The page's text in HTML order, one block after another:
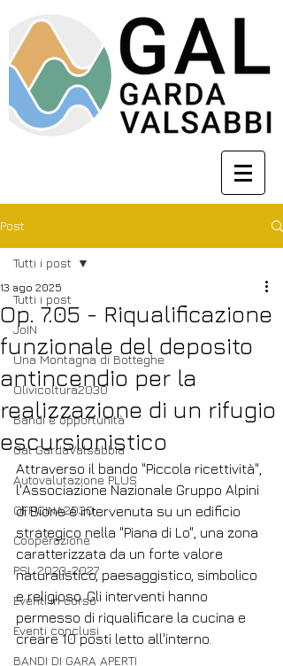
Post
Tutti i post
JoIN
Una Montagna di Botteghe
Olivicoltura2030
Bandi e opportunità
Gal GardaValsabbia
Autovalutazione PLUS
OFFICINA2030
Cooperazione
PSL 2023-2027
Eventi in corso
Eventi conclusi
BANDI DI GARA APERTI
Tutti i post
Op. 7.05 - Riqualificazione
funzionale del deposito
antincendio per la
realizzazione di un rifugio
escursionistico
13 ago 2025
Attraverso il bando "Piccola ricettività",
l'Associazione Nazionale Gruppo Alpini
di Bione è intervenuta su un edificio
strategico nella "Piana di Lo", una zona
caratterizzata da un forte valore
naturalistico, paesaggistico, simbolico
e religioso. Gli interventi hanno
permesso di riqualificare la cucina e
creare 10 posti letto all'interno.